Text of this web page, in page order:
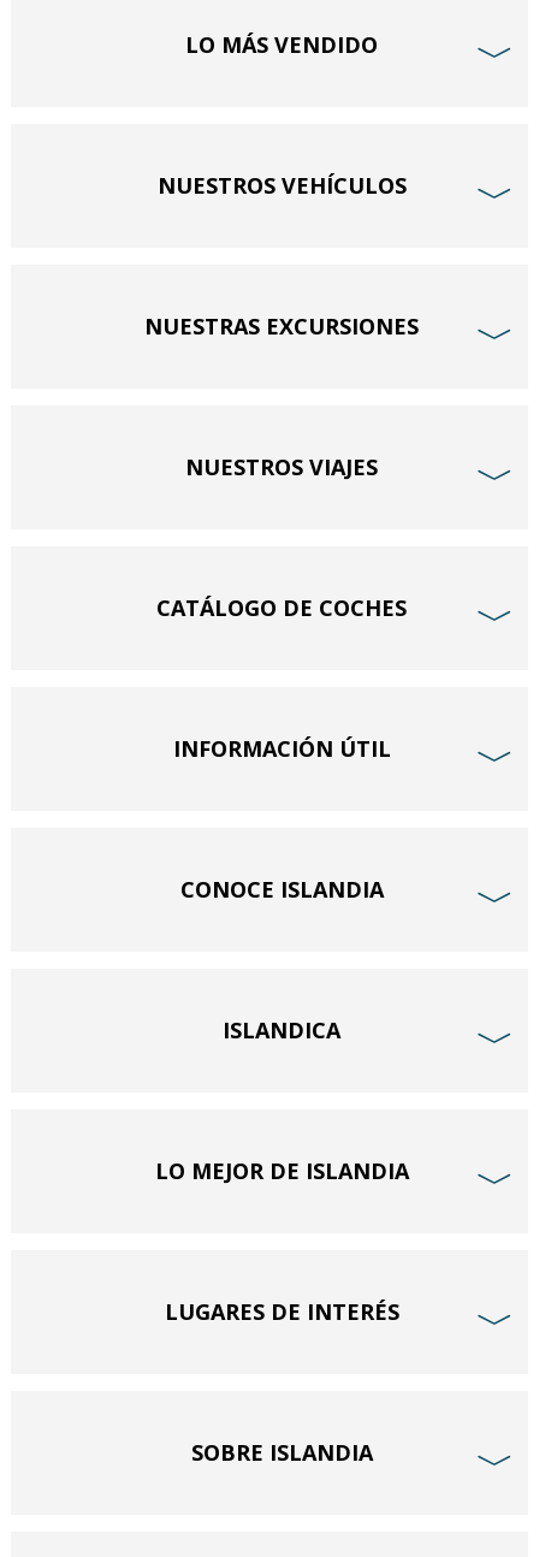
LO MÁS VENDIDO ﹀
NUESTROS VEHÍCULOS ﹀
NUESTRAS EXCURSIONES ﹀
NUESTROS VIAJES ﹀
CATÁLOGO DE COCHES ﹀
INFORMACIÓN ÚTIL ﹀
CONOCE ISLANDIA ﹀
ISLANDICA ﹀
LO MEJOR DE ISLANDIA ﹀
LUGARES DE INTERÉS ﹀
SOBRE ISLANDIA ﹀